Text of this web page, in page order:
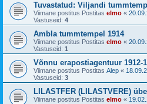
Tuvastatud: Viljandi
Viimane postitus Postitas elmo «
Vastuseid: 4
Ambla tummtempel 1914
Viimane postitus Postitas elmo «
Vastuseid: 1
Võnnu erapostiagentuur 1912-
Viimane postitus Postitas Alep «
Vastuseid: 3
LILASTFER (LILASTVERE)
Viimane postitus Postitas elmo «